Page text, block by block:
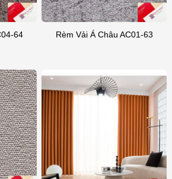
64 Rèm Vải Á Châu AC01-63